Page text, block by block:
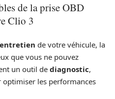
de la prise OBD
Clio 3
de votre véhicule, la
que vous ne pouvez
un outil de diagnostic,
les performances